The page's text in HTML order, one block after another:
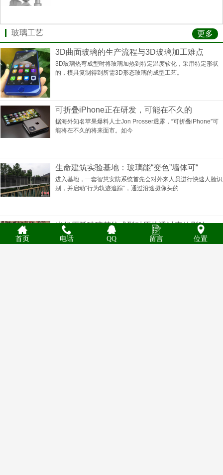
玻璃工艺 更多
3D曲面玻璃的生产流程与3D玻璃加工难点
3D玻璃热弯成型时将玻璃加热到特定温度软化，采用特定形状
的，模具复制得到所需3D形态玻璃的成型工艺。
可折叠iPhone正在研发，可能在不久的
据海外知名苹果爆料人士Jon Prosser透露，“可折叠iPhone”可
能将在不久的将来面市。如今
生命建筑实验基地：玻璃能“变色”墙体可“
进入基地，一套智慧安防系统首先会对外来人员进行快速人脸识
别，并启动“行为轨迹追踪”，通过沿途摄像头的
光伏压延玻璃花纹成型对原片透过率的影响
影响光伏压延玻璃花纹成型的因素很多，玻璃花纹在成型过程中
受“冷却速度”、“玻璃花纹成型后花纹形状的变
首页 电话 QQ 留言 位置